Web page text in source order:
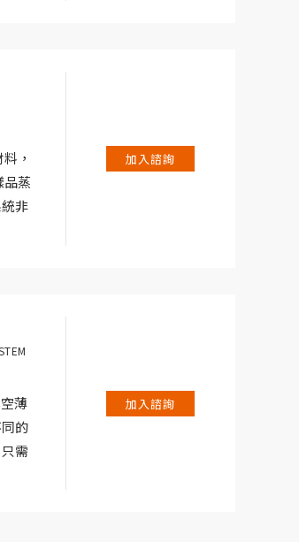
，
品蒸
非
加入諮詢
薄
的
需
加入諮詢